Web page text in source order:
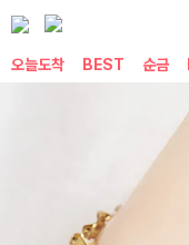
오늘도착 BEST 순금